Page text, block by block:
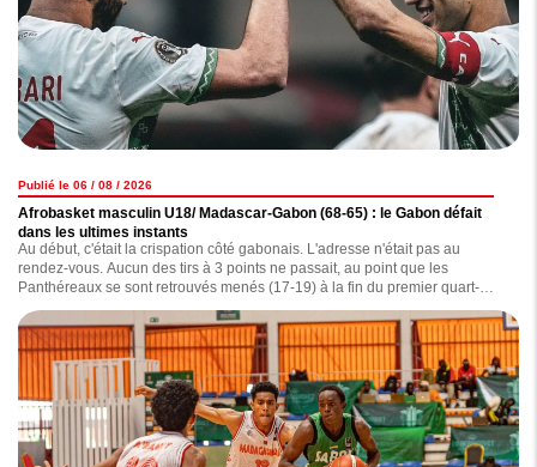
Publié le 06 / 08 / 2026
Afrobasket masculin U18/ Madascar-Gabon (68-65) : le Gabon défait
dans les ultimes instants
Au début, c'était la crispation côté gabonais. L'adresse n'était pas au
rendez-vous. Aucun des tirs à 3 points ne passait, au point que les
Panthéreaux se sont retrouvés menés (17-19) à la fin du premier quart-
temps, par des Malgaches qui ont profité des erreurs de leurs adversaires.